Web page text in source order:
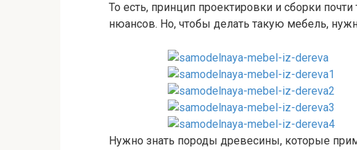
То есть, принцип проектировки и сборки
нюансов. Но, чтобы делать такую мебель,
Нужно знать породы древесины, которые